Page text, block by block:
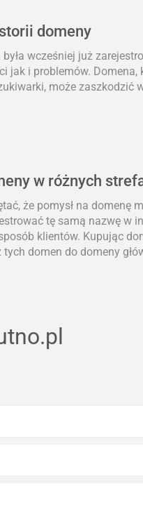
domeny
wcześniej już
jak i problemów. Domena,
może zaszkodzić
w różnych
że pomysł na domenę
tę samą nazwę w
klientów. Kupując
domen do domeny